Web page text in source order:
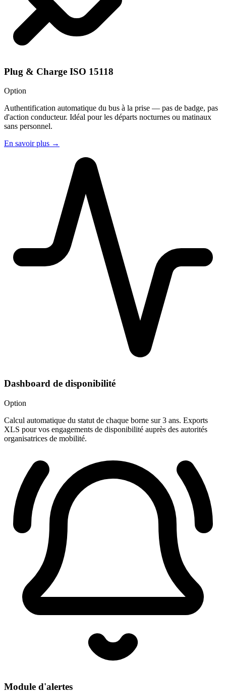
Plug & Charge ISO 15118
Option
Authentification automatique du bus à la prise — pas de badge, pas
d'action conducteur. Idéal pour les départs nocturnes ou matinaux
sans personnel.
En savoir plus →
Dashboard de disponibilité
Option
Calcul automatique du statut de chaque borne sur 3 ans. Exports
XLS pour vos engagements de disponibilité auprès des autorités
organisatrices de mobilité.
Module d'alertes